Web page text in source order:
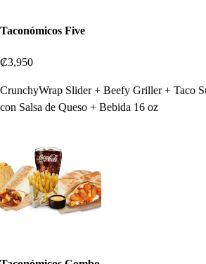
Taconómicos Five
₡3,950
CrunchyWrap Slider + Beefy Griller + Taco
con Salsa de Queso + Bebida 16 oz